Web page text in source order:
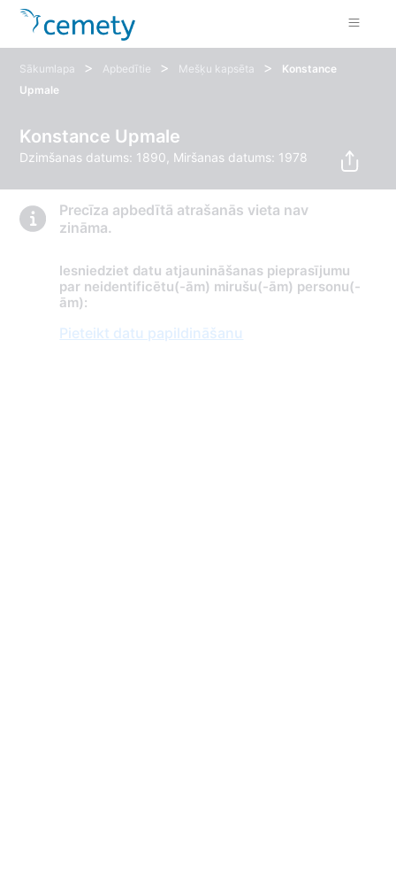
Sākumlapa > Apbedītie > Mešķu kapsēta >
Konstance
Upmale
Konstance Upmale
Dzimšanas datums: 1890, Miršanas datums: 1978
Precīza apbedītā atrašanās vieta nav
zināma.
Iesniedziet datu atjaunināšanas pieprasījumu
par neidentificētu(-ām) mirušu(-ām) personu(-
ām):
Pieteikt datu papildināšanu